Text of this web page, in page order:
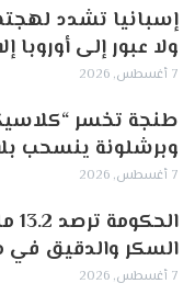
إسبانيا تشدد
ولا عبور إلى أوروبا
7 أغسطس, 2026
طنجة تخسر
وبرشلونة ينسحب
7 أغسطس, 2026
السكر والدقيق في
7 أغسطس, 2026